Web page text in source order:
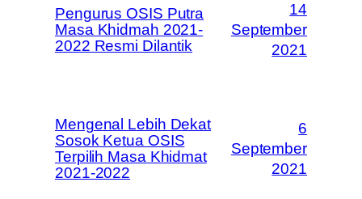
Pengurus OSIS Putra
Masa Khidmah 2021-
2022 Resmi Dilantik
14
September
2021
Mengenal Lebih Dekat
Sosok Ketua OSIS
Terpilih Masa Khidmat
2021-2022
6
September
2021